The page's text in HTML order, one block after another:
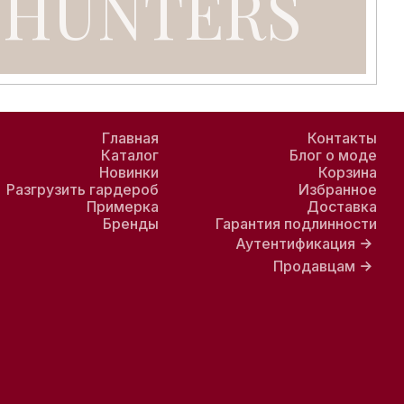
Главная
Каталог
Новинки
Разгрузить гардероб
Примерка
Бренды
Контакты
Блог о моде
Корзина
Избранное
Доставка
Гарантия подлинности
Аутентификация
Продавцам